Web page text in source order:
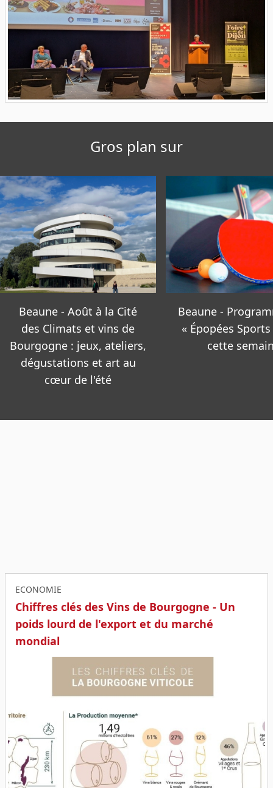
Gros plan sur
Beaune - Programme des
« Épopées Sports » pour
cette semaine
Beaune
rendez-vous à
manquer cette
ECONOMIE
Chiffres clés des Vins de Bourgogne - Un
poids lourd de l'export et du marché
mondial